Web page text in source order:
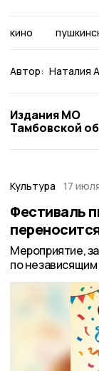
кино
Автор: Наталия
Издания МО
Тамбовской
Культура 17
Фестиваль
Мероприятие,
по независящим